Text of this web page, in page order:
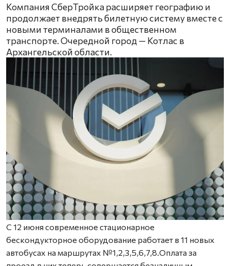
Компания СберТройка расширяет географию и
продолжает внедрять билетную систему вместе с
новыми терминалами в общественном
транспорте. Очередной город — Котлас в
Архангельской области.
С 12 июня современное стационарное
бескондукторное оборудование работает в 11 новых
автобусах на маршрутах №1,2,3,5,6,7,8.Оплата за